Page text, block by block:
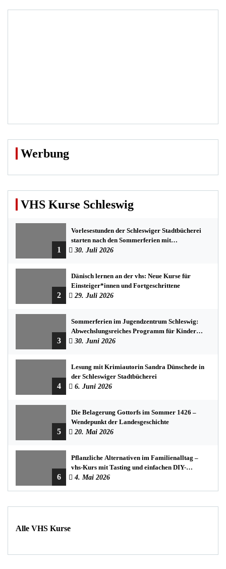
Werbung
VHS Kurse Schleswig
1
Vorlesestunden der Schleswiger Stadtbücherei
starten nach den Sommerferien mit
spannenden Geschichten
30. Juli 2026
2
Dänisch lernen an der vhs: Neue Kurse für
Einsteiger*innen und Fortgeschrittene
29. Juli 2026
3
Sommerferien im Jugendzentrum Schleswig:
Abwechslungsreiches Programm für Kinder
und Jugendliche
30. Juni 2026
4
Lesung mit Krimiautorin Sandra Dünschede in
der Schleswiger Stadtbücherei
6. Juni 2026
5
Die Belagerung Gottorfs im Sommer 1426 –
Wendepunkt der Landesgeschichte
20. Mai 2026
6
Pflanzliche Alternativen im Familienalltag –
vhs-Kurs mit Tasting und einfachen DIY-
Rezepten
4. Mai 2026
Alle VHS Kurse